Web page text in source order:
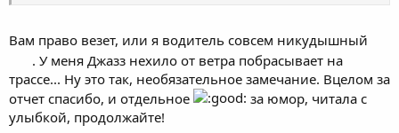
Вам право везет, или я водитель совсем никудышный
. У меня Джазз нехило от ветра побрасывает на
трассе... Ну это так, необязательное замечание. Вцелом за
отчет спасибо, и отдельное
за юмор, читала с
улыбкой, продолжайте!